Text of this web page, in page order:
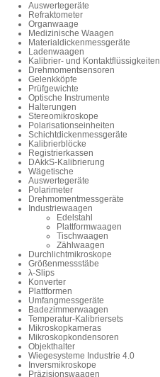
Auswertegeräte
Refraktometer
Organwaage
Medizinische Waagen
Materialdickenmessgeräte
Ladenwaagen
Kalibrier- und Kontaktflüssigkeiten
Drehmomentsensoren
Gelenkköpfe
Prüfgewichte
Optische Instrumente
Halterungen
Stereomikroskope
Polarisationseinheiten
Schichtdickenmessgeräte
Kalibrierblöcke
Registrierkassen
DAkkS-Kalibrierung
Wägetische
Auswertegeräte
Polarimeter
Drehmomentmessgeräte
Industriewaagen
Edelstahl
Plattformwaagen
Tischwaagen
Zählwaagen
Durchlichtmikroskope
Größenmessstäbe
λ-Slips
Konverter
Plattformen
Umfangmessgeräte
Badezimmerwaagen
Temperatur-Kalibriersets
Mikroskopkameras
Mikroskopkondensoren
Objekthalter
Wiegesysteme Industrie 4.0
Inversmikroskope
Präzisionswaagen